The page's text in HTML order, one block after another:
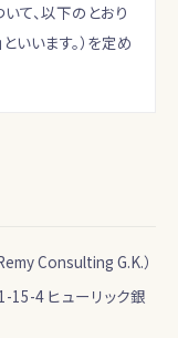
て、以下のとおり
いいます。）を定め
Consulting G.K.）
15-4 ヒューリック銀